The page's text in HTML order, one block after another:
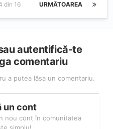
URMĂTOAREA
din 16
autentifică-te
comentariu
a putea lăsa un comentariu.
un cont
nou cont în comunitatea